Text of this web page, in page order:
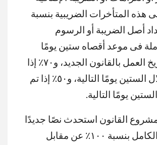
هذه المتأخرات الضريبية بنسبة
أصل الضريبة أو الرسوم
فى موعد أقصاه ستين يومًا
الأولى من تاريخ العمل بالقانون الجديد، و٧٠٪ إذا
تم السداد خلال الستين يومًا التالية، و٥٠٪ إذا تم
يومًا التالية.
القانون استحدث نصًا جديدًا
يقرر التجاوز الكامل بنسبة ١٠٠٪ عن مقابل